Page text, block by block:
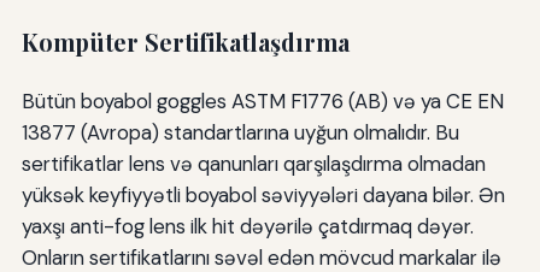
Kompüter Sertifikatlaşdırma
Bütün boyabol goggles ASTM F1776 (AB) və ya CE EN
13877 (Avropa) standartlarına uyğun olmalıdır. Bu
sertifikatlar lens və qanunları qarşılaşdırma olmadan
yüksək keyfiyyətli boyabol səviyyələri dayana bilər. Ən
yaxşı anti-fog lens ilk hit dəyərilə çatdırmaq dəyər.
Onların sertifikatlarını səvəl edən mövcud markalar ilə